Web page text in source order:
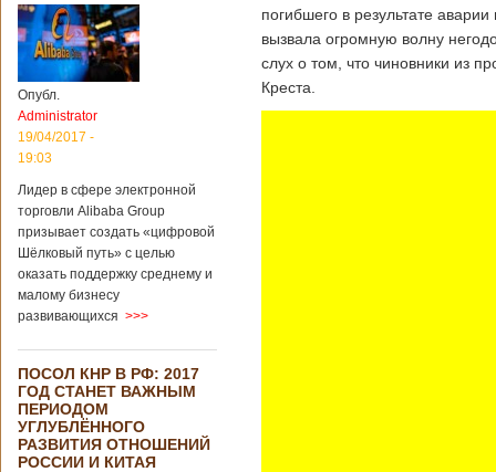
Опубл.
Administrator
19/04/2017 -
19:03
Лидер в сфере электронной
торговли Alibaba Group
призывает создать «цифровой
Шёлковый путь» с целью
оказать поддержку среднему и
малому бизнесу
развивающихся >>>
ПОСОЛ КНР В РФ: 2017
ГОД СТАНЕТ ВАЖНЫМ
ПЕРИОДОМ
УГЛУБЛЁННОГО
РАЗВИТИЯ ОТНОШЕНИЙ
РОССИИ И КИТАЯ
погибшего в результате
вызвала огромную волну
слух о том, что чиновники из
Креста.